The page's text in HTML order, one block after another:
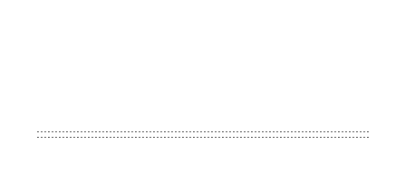
::::::::::::::::::::::::::::::::::::::::::::::::::::::::::::::::::::::::::::::::::::::::::::